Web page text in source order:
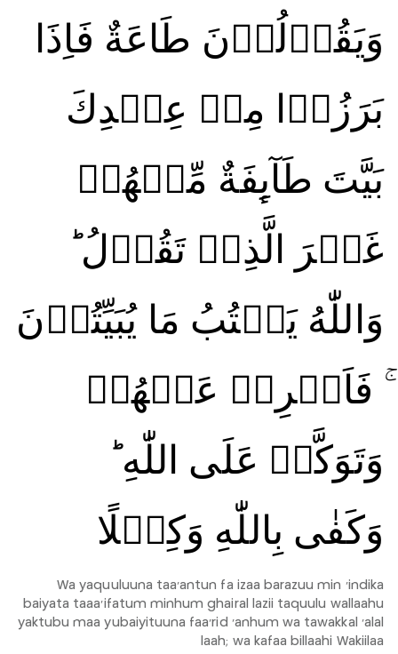
وَيَقُوۡلُوۡنَ طَاعَةٌ فَاِذَا
بَرَزُوۡا مِنۡ عِنۡدِكَ
بَيَّتَ طَآٮِٕفَةٌ مِّنۡهُمۡ
غَيۡرَ الَّذِىۡ تَقُوۡلُ‌ ؕ
وَاللّٰهُ يَكۡتُبُ مَا يُبَيِّتُوۡنَ‌
ۚ فَاَعۡرِضۡ عَنۡهُمۡ
وَتَوَكَّلۡ عَلَى اللّٰهِ‌ ؕ
وَكَفٰى بِاللّٰهِ وَكِيۡلًا
Wa yaquuluuna taa'antun fa izaa barazuu min 'indika
baiyata taaa'ifatum minhum ghairal lazii taquulu wallaahu
yaktubu maa yubaiyituuna faa'rid 'anhum wa tawakkal 'alal
laah; wa kafaa billaahi Wakiilaa